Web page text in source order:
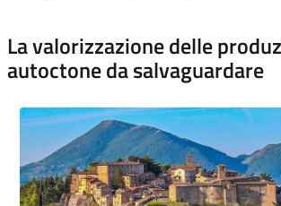
La valorizzazione delle
autoctone da salvaguardare